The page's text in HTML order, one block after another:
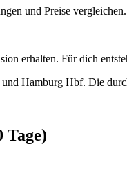
und Preise vergleichen.
erhalten. Für dich
Hamburg Hbf. Die
Tage)